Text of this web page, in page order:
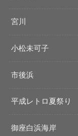
宮川
小松未可子
市後浜
平成レトロ夏祭り
御座白浜海岸